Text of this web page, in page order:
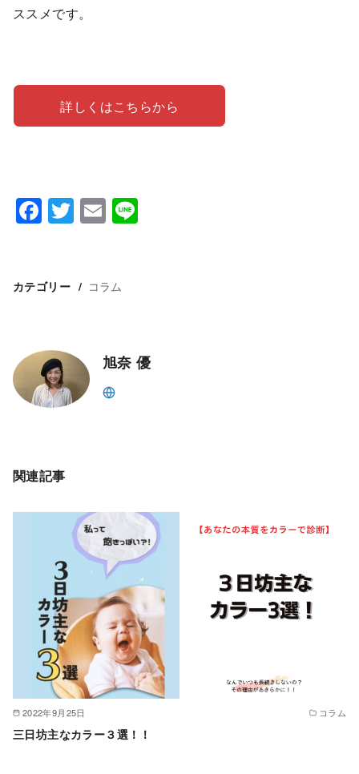
ススメです。
詳しくはこちらから
F
e
o
k
T
er
E
l
カテゴリー コラム
旭奈 優
関連記事
2022年9月25日 コラム
三日坊主なカラー３選！！